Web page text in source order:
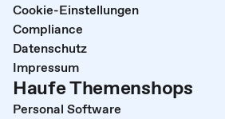
Cookie-Einstellungen
Compliance
Datenschutz
Impressum
Haufe Themenshops
Personal Software